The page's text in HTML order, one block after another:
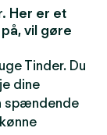
Her er et
vil gøre
Tinder. Du
dine
spændende